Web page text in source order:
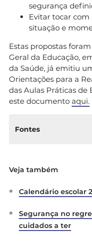
segurança
Evitar tocar
situação e
Estas propostas
Geral da Educação,
da Saúde, já emitiu
Orientações para a
das Aulas Práticas de
este documento aqui.
Fontes
Regime Presencial
DGE:Orientações
Presencial das
Veja também
Calendário escolar
Segurança no
cuidados a ter